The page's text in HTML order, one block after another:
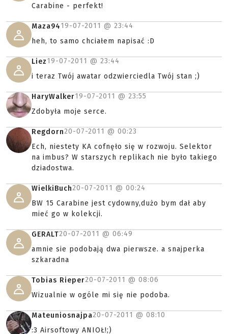
Carabine - perfekt!
Maza9419-07-2011 @ 23:44
heh, to samo chciałem napisać :D
Liez19-07-2011 @ 23:44
i teraz Twój awatar odzwierciedla Twój stan ;)
HaryWalker19-07-2011 @ 23:55
Zdobyła moje serce.
Regdorn20-07-2011 @ 00:23
Ech, niestety KA cofnęło się w rozwoju. Selektor
na imbus? W starszych replikach nie było takiego
dziadostwa.
WielkiBuch20-07-2011 @ 00:24
BW 15 Carabine jest cydowny,dużo bym dał aby
mieć go w kolekcji.
GERALT20-07-2011 @ 06:49
amnie sie podobają dwa pierwsze. a snajperka
szkaradna
Tobias Rieper20-07-2011 @ 08:06
Wizualnie w ogóle mi się nie podoba.
Mateuniosnajpa20-07-2011 @ 08:10
:3 Airsoftowy ANIOŁ!;)